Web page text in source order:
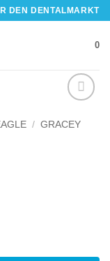
DEN DENTALMARKT
0
/ GRACEY